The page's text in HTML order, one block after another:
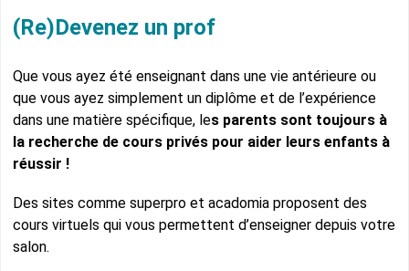
(Re)Devenez un prof
Que vous ayez été enseignant dans une vie antérieure ou
que vous ayez simplement un diplôme et de l’expérience
dans une matière spécifique, les parents sont toujours à
la recherche de cours privés pour aider leurs enfants à
réussir !
Des sites comme superpro et acadomia proposent des
cours virtuels qui vous permettent d’enseigner depuis votre
salon.